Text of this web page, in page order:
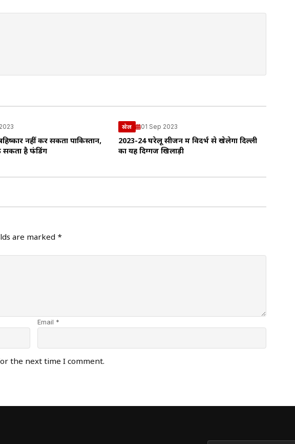
नहीं कर सकता पाकिस्तान,
सकता है फंडिंग
खेल 01 Sep 2023
2023-24 घरेलू सीजन में विदर्भ से खेलेगा दिल्ली
का यह दिग्गज खिलाड़ी
are marked *
Email *
the next time I comment.